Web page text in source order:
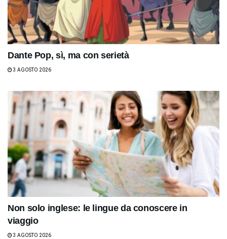
Dante Pop, sì, ma con serietà
3 AGOSTO 2026
Non solo inglese: le lingue da conoscere in
viaggio
3 AGOSTO 2026